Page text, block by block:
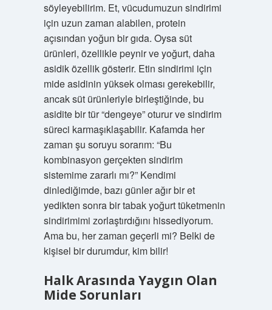
söyleyebilirim. Et, vücudumuzun sindirimi
için uzun zaman alabilen, protein
açısından yoğun bir gıda. Oysa süt
ürünleri, özellikle peynir ve yoğurt, daha
asidik özellik gösterir. Etin sindirimi için
mide asidinin yüksek olması gerekebilir,
ancak süt ürünleriyle birleştiğinde, bu
asidite bir tür “dengeye” oturur ve sindirim
süreci karmaşıklaşabilir. Kafamda her
zaman şu soruyu sorarım: “Bu
kombinasyon gerçekten sindirim
sistemime zararlı mı?” Kendimi
dinlediğimde, bazı günler ağır bir et
yedikten sonra bir tabak yoğurt tüketmenin
sindirimimi zorlaştırdığını hissediyorum.
Ama bu, her zaman geçerli mi? Belki de
kişisel bir durumdur, kim bilir!
Halk Arasında Yaygın Olan
Mide Sorunları